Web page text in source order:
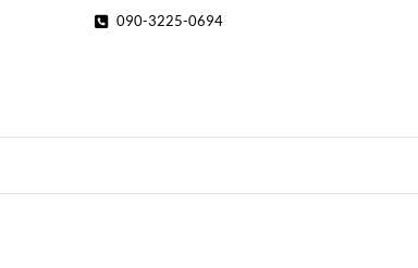
090-3225-0694